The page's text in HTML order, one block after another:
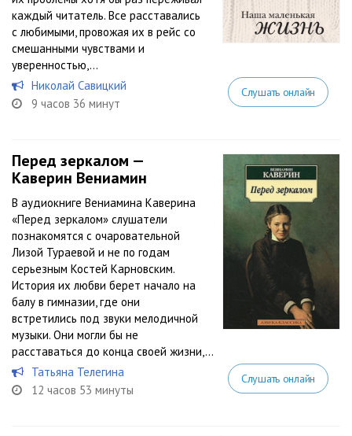
каждый читатель. Все расставались
с любимыми, провожая их в рейс со
смешанными чувствами и
уверенностью,...
Николай Савицкий
9 часов 36 минут
Слушать онлайн
Перед зеркалом —
Каверин Вениамин
В аудиокниге Вениамина Каверина
«Перед зеркалом» слушатели
познакомятся с очаровательной
Лизой Тураевой и не по годам
серьезным Костей Карновским.
История их любви берет начало на
балу в гимназии, где они
встретились под звуки мелодичной
музыки. Они могли бы не
расставаться до конца своей жизни,...
Татьяна Телегина
12 часов 53 минуты
Слушать онлайн